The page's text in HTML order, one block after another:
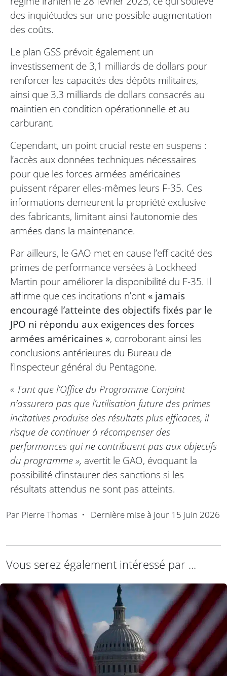
des inquiétudes sur une possible augmentation
des coûts.
Le plan GSS prévoit également un
investissement de 3,1 milliards de dollars pour
renforcer les capacités des dépôts militaires,
ainsi que 3,3 milliards de dollars consacrés au
maintien en condition opérationnelle et au
carburant.
Cependant, un point crucial reste en suspens :
l’accès aux données techniques nécessaires
pour que les forces armées américaines
puissent réparer elles-mêmes leurs F-35. Ces
informations demeurent la propriété exclusive
des fabricants, limitant ainsi l’autonomie des
armées dans la maintenance.
Par ailleurs, le GAO met en cause l’efficacité des
primes de performance versées à Lockheed
Martin pour améliorer la disponibilité du F-35. Il
affirme que ces incitations n’ont « jamais
encouragé l’atteinte des objectifs fixés par le
JPO ni répondu aux exigences des forces
armées américaines », corroborant ainsi les
conclusions antérieures du Bureau de
l’Inspecteur général du Pentagone.
« Tant que l’Office du Programme Conjoint
n’assurera pas que l’utilisation future des primes
incitatives produise des résultats plus efficaces, il
risque de continuer à récompenser des
performances qui ne contribuent pas aux objectifs
du programme », avertit le GAO, évoquant la
possibilité d’instaurer des sanctions si les
résultats attendus ne sont pas atteints.
Par Pierre Thomas • Dernière mise à jour 15 juin 2026
Vous serez également intéressé par ...